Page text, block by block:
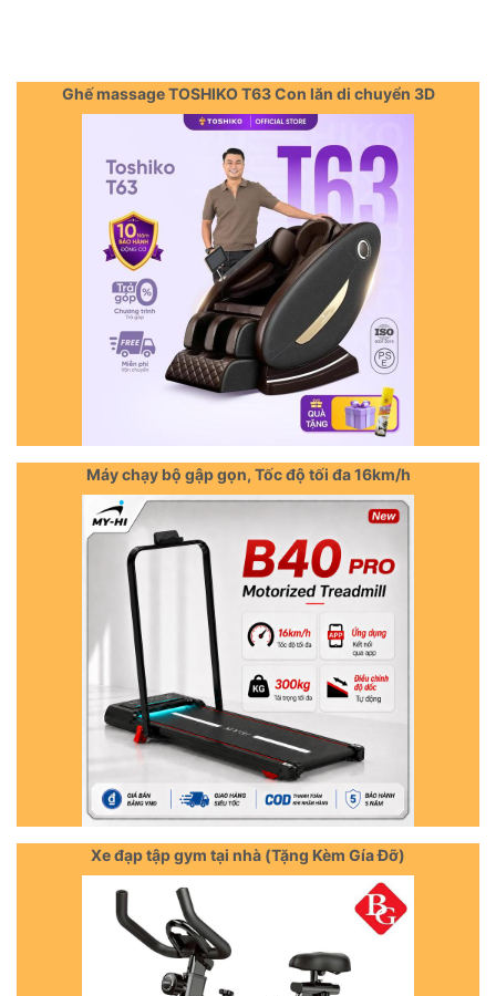
Ghế massage TOSHIKO T63 Con lăn di chuyển 3D
Máy chạy bộ gập gọn, Tốc độ tối đa 16km/h
Xe đạp tập gym tại nhà (Tặng Kèm Gía Đỡ)